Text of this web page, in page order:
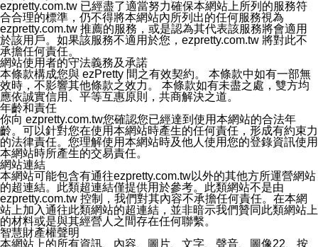
客的意見反應。當本公司更新此隱私權聲明，您將在
ezPretty網站 首頁上看到隱私權聲明連結旁的 "updated"
註記。如果聲明的內容有所變更，或是處理您個人資訊的
方式有所變動，本公司一定會先更新隱私權聲明才會接著
執行該項變更措施。本公司鼓勵您定期檢視隱私權聲明，
以得知 ezPretty 網站如何保護您的個人資訊。
十三、自我保護措施
請妥善保管您的使用者名稱、密碼及個人資料，不要提供
給任何人。在您完成個人化服務之使用後，請務必記得登
出帳號。若您是與他人共享電腦或使用公共電腦，切記要
關閉瀏覽器視窗，以防止他人讀取您的個人資料、信件或
進入所機關管理區。
十四、傳送宣傳本站資訊或電子郵件之政策
您同意本公司網站，透過您所提供的郵件地址與您取得聯
絡並傳送或宣傳本網站各項服務之資料或電子郵件供您參
考。您能依照該資料或電子郵件所指示之方法、說明或功
能連結，隨時停止接收這些資料或電子郵件。
十五、訊息通知
本公司/本服務將以通知型訊息傳送重要訊息給您。即使未
加入本公司/本服務好友，您仍可接收到通知型訊息。
本公司/本服務傳送之通知型訊息以對您有效且重要的訊息
ezpretty.com.tw 已經盡了適當努力確保本網站上所列的服務符
合合理的標準，仍不得將本網站內所列出的任何服務視為
ezpretty.com.tw 推薦的服務，或是認為其代表該服務將會適用
於該用戶。如果該服務不適用於您，ezpretty.com.tw 將對此不
承擔任何責任。
網站使用者的守法義務及承諾
本條款構成您與 ezPretty 間之有效契約。 本條款中如有一部無
效時，不影響其他條款之效力。 本條款如有未盡之處，雙方均
應依誠實信用、平等互惠原則，共商解決之道。
年齡和責任
你向 ezpretty.com.tw您確認您已經達到使用本網站的合法年
齡。可以針對您在使用本網站時產生的任何責任，形成有約束力
的法律責任。您理解使用本網站時及他人使用您的登錄資訊使用
本網站時所產生的交易責任。
網站連結
本網站可能包含有通往ezpretty.com.tw以外的其他方所運營網站
的超連結。此類超連結僅提供用於參考。此類網站不是由
ezpretty.com.tw 控制，我們對其內容不承擔任何責任。在本網
站上加入通往此類網站的超連結，並非暗示我們贊同此類網站上
的材料或是與其經營人之間存在任何聯繫。
智慧財產權聲明
本網站上的所有資訊、內容、圖片、文字、聲音、圖像22、按